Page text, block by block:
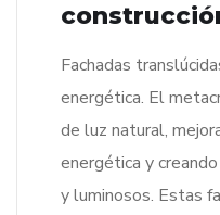
Fachadas
energética. El
de luz natural,
energética y
y luminosos. Estas